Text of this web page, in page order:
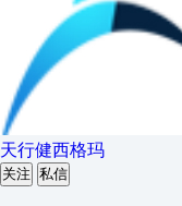
天行健西格玛
关注 私信